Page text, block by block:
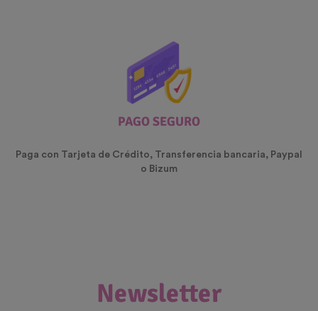
PAGO SEGURO
Paga con Tarjeta de Crédito, Transferencia bancaria, Paypal
o Bizum
Newsletter